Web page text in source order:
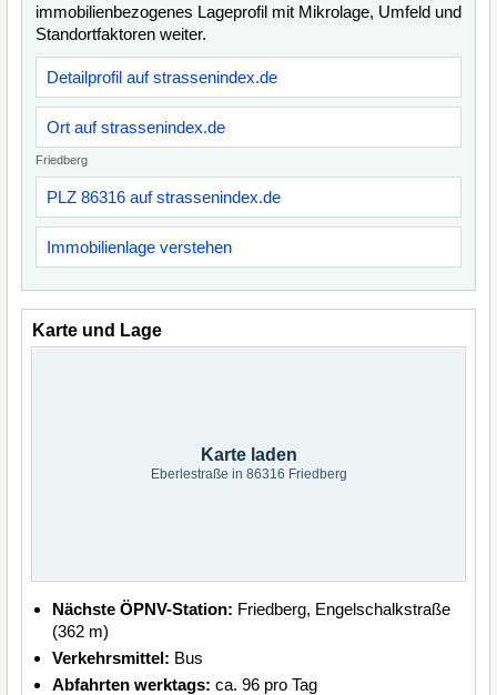
immobilienbezogenes Lageprofil mit Mikrolage, Umfeld und
Standortfaktoren weiter.
Detailprofil auf strassenindex.de
Ort auf strassenindex.de
Friedberg
PLZ 86316 auf strassenindex.de
Immobilienlage verstehen
Karte und Lage
Karte laden
Eberlestraße in 86316 Friedberg
Nächste ÖPNV-Station: Friedberg, Engelschalkstraße
(362 m)
Verkehrsmittel: Bus
Abfahrten werktags: ca. 96 pro Tag